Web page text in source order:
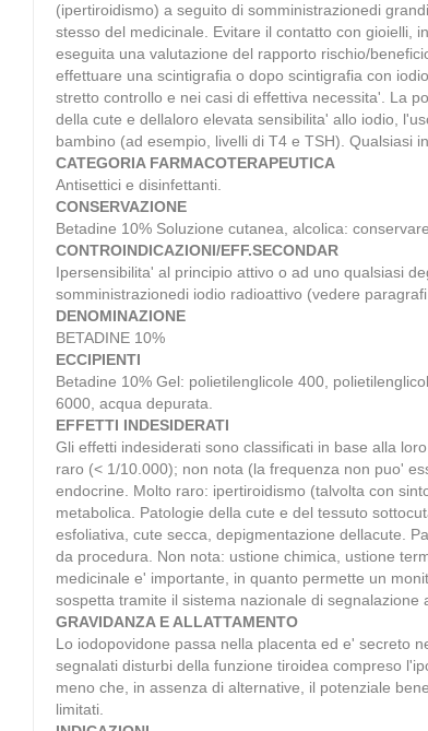
(ipertiroidismo) a seguito di somministrazionedi
stesso del medicinale. Evitare il contatto con gioielli,
eseguita una valutazione del rapporto rischio/
effettuare una scintigrafia o dopo scintigrafia con
stretto controllo e nei casi di effettiva necessita'. La
della cute e dellaloro elevata sensibilita' allo iodio,
bambino (ad esempio, livelli di T4 e TSH). Qualsiasi
CATEGORIA FARMACOTERAPEUTICA
Antisettici e disinfettanti.
CONSERVAZIONE
Betadine 10% Soluzione cutanea, alcolica:
CONTROINDICAZIONI/EFF.SECONDAR
Ipersensibilita' al principio attivo o ad uno qualsiasi
somministrazionedi iodio radioattivo (vedere
DENOMINAZIONE
BETADINE 10%
ECCIPIENTI
Betadine 10% Gel: polietilenglicole 400,
6000, acqua depurata.
EFFETTI INDESIDERATI
Gli effetti indesiderati sono classificati in base alla
raro (< 1/10.000); non nota (la frequenza non puo'
endocrine. Molto raro: ipertiroidismo (talvolta con
metabolica. Patologie della cute e del tessuto
esfoliativa, cute secca, depigmentazione dellacute.
da procedura. Non nota: ustione chimica, ustione
medicinale e' importante, in quanto permette un
sospetta tramite il sistema nazionale di segnalazione
GRAVIDANZA E ALLATTAMENTO
Lo iodopovidone passa nella placenta ed e' secreto
segnalati disturbi della funzione tiroidea compreso
meno che, in assenza di alternative, il potenziale
limitati.